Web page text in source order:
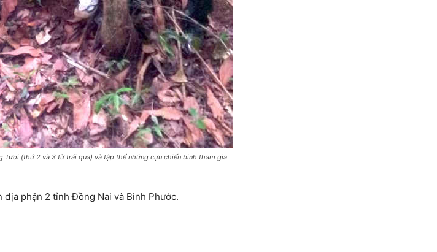
Tươi (thứ 2 và 3 từ trái qua) và tập thể những cựu chiến binh tham gia
phận 2 tỉnh Đồng Nai và Bình Phước.